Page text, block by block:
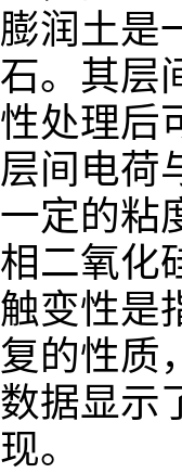
膨润土是
石。其层
性处理后
层间电荷
一定的粘
相二氧化
触变性是
复的性质
数据显示
现。